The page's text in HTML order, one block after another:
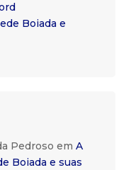
Boiada e
Pedroso em A
Boiada e suas